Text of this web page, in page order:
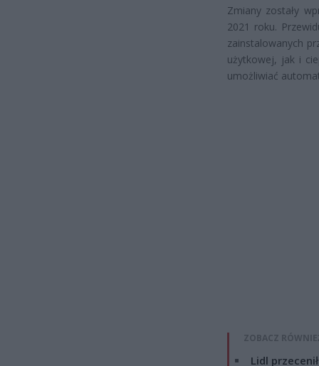
Zmiany zostały
2021 roku.
zainstalowanych
użytkowej, jak i
umożliwiać
ZOBACZ
Lidl